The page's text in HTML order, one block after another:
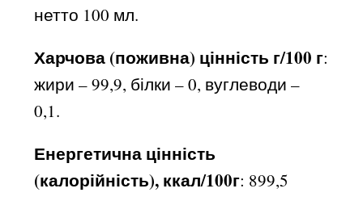
нетто 100 мл.
Харчова (поживна) цінність г/100 г:
жири – 99,9, білки – 0, вуглеводи –
0,1.
Енергетична цінність
(калорійність), ккал/100г: 899,5